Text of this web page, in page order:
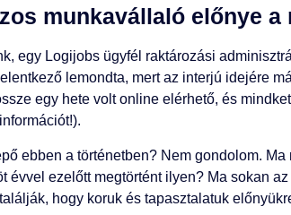
munkavállaló előnye a
egy Logijobs ügyfél raktározási
lemondta, mert az interjú idejére
egy hete volt online elérhető, és
ebben a történetben? Nem gondolom.
évvel ezelőtt megtörtént ilyen? Ma sokan
hogy koruk és tapasztalatuk